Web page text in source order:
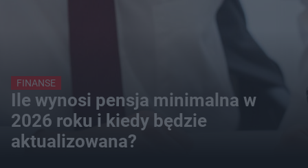
FINANSE
Ile wynosi pensja minimalna w
2026 roku i kiedy będzie
aktualizowana?